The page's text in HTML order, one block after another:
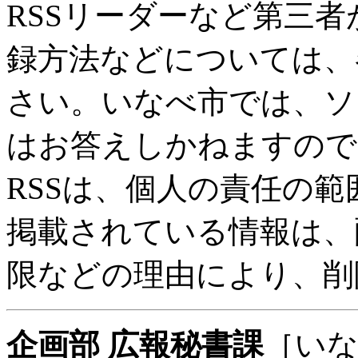
RSSリーダーなど第三
録方法などについては
さい。いなべ市では、
はお答えしかねますの
RSSは、個人の責任の
掲載されている情報は
限などの理由により、
企画部 広報秘書課［い